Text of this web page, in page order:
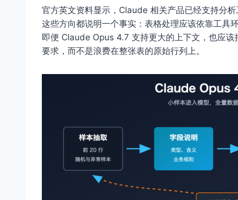
官方英文资料显示，Claude 相关产品已经支持分
这些方向都说明一个事实：表格处理应该依靠工具
即便 Claude Opus 4.7 支持更大的上下文，也应
要求，而不是浪费在整张表的原始行列上。